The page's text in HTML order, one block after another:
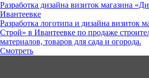
Разработка дизайна визиток магазина
Ивантеевке
Разработка логотипа и дизайна визиток
Строй» в Ивантеевке по продаже
материалов, товаров для сада и огорода.
Смотреть